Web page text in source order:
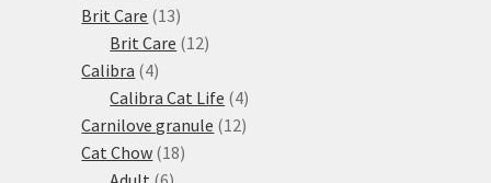
produktů
Brit Care 1313
produktů
Brit Care 1212
Calibra 44
produkty
Calibra Cat Life 44
produkty
Carnilove granule 1212
Cat Chow 1818
6